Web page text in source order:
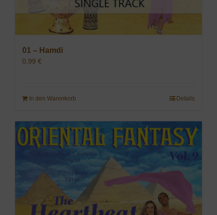
01 – Hamdi
0,99 €
In den Warenkorb Details